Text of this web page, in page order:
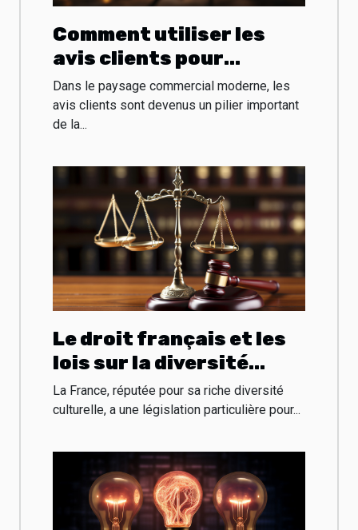
Comment utiliser les
avis clients pour
améliorer son
Business ?
Dans le paysage commercial moderne, les
avis clients sont devenus un pilier important
de la...
Le droit français et les
lois sur la diversité
culturelle
La France, réputée pour sa riche diversité
culturelle, a une législation particulière pour...